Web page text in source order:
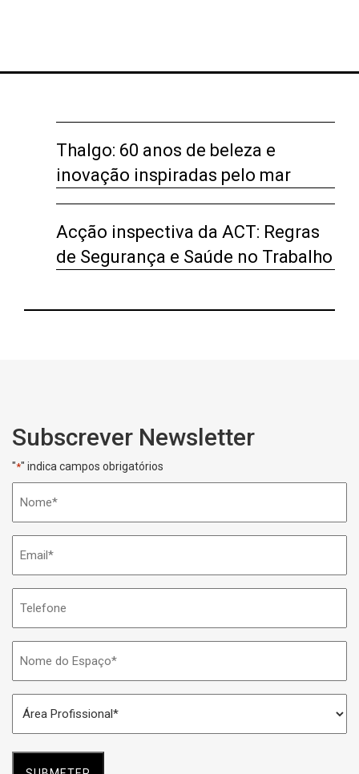
Thalgo: 60 anos de beleza e
inovação inspiradas pelo mar
Acção inspectiva da ACT: Regras
de Segurança e Saúde no Trabalho
Subscrever Newsletter
"*" indica campos obrigatórios
do
Espaço
Profissional
*